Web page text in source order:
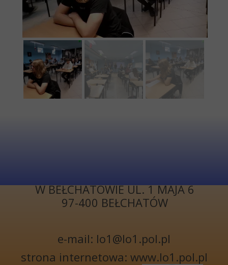
e-mail: lo1@lo1.pol.pl
strona internetowa: www.lo1.pol.pl
W BEŁCHATOWIE UL. 1 MAJA 6
97-400 BEŁCHATÓW